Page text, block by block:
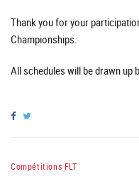
Thank you for your
Championships.
All schedules will be drawn up
Compétitions FLT